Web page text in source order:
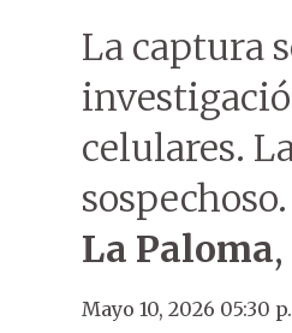
La captura
celulares.
La Paloma
Mayo 10, 2026 05:30